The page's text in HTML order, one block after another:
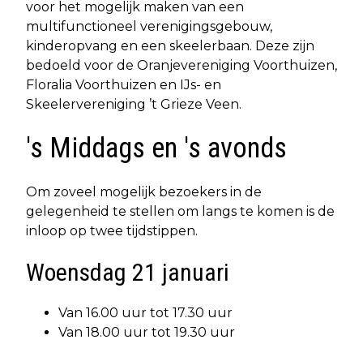
voor het mogelijk maken van een
multifunctioneel verenigingsgebouw,
kinderopvang en een skeelerbaan. Deze zijn
bedoeld voor de Oranjevereniging Voorthuizen,
Floralia Voorthuizen en IJs- en
Skeelervereniging ’t Grieze Veen.
's Middags en 's avonds
Om zoveel mogelijk bezoekers in de
gelegenheid te stellen om langs te komen is de
inloop op twee tijdstippen.
Woensdag 21 januari
Van 16.00 uur tot 17.30 uur
Van 18.00 uur tot 19.30 uur